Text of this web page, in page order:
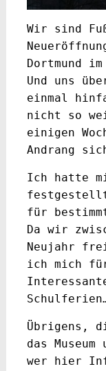
Wir sind
Dortmund
Und uns
einmal
nicht so
einigen
Andrang
Ich hatte
für
Da wir
Neujahr
ich mich
Übrigens,
das
wer hier